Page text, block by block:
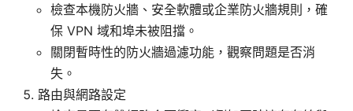
檢查本機防火牆、安全軟體或企業防火牆規則，確
保 VPN 域和埠未被阻擋。
關閉暫時性的防火牆過濾功能，觀察問題是否消
失。
路由與網路設定